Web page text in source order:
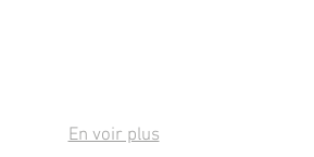
En voir plus